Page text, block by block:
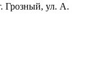
Грозный, ул. А.